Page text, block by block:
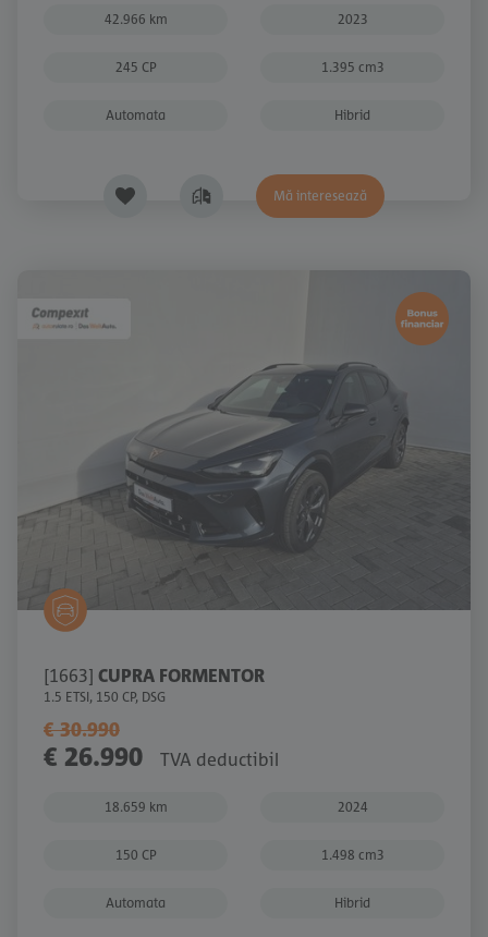
42.966 km 2023
245 CP 1.395 cm3
Automata Hibrid
Mă interesează
[1663] CUPRA FORMENTOR
1.5 ETSI, 150 CP, DSG
€ 30.990
€ 26.990 TVA deductibil
18.659 km 2024
150 CP 1.498 cm3
Automata Hibrid